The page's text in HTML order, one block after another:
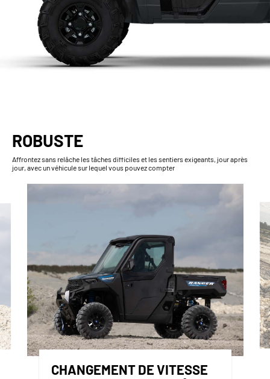
ROBUSTE
Affrontez sans relâche les tâches difficiles et les sentiers exigeants, jour après
jour, avec un véhicule sur lequel vous pouvez compter
CHANGEMENT DE VITESSE